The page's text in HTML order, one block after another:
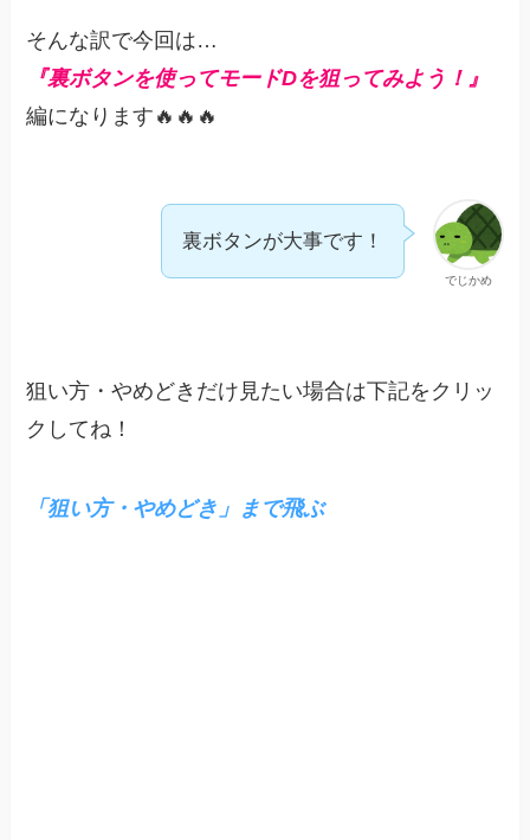
そんな訳で今回は…
『裏ボタンを使ってモードDを狙ってみよう！』
編になります🔥🔥🔥
でじかめ
裏ボタンが大事です！
狙い方・やめどきだけ見たい場合は下記をクリッ
クしてね！
「狙い方・やめどき」まで飛ぶ